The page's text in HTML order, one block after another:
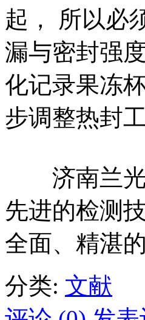
起， 所以必
漏与密封强
化记录果冻
步调整热封
济南兰光
先进的检测
全面、精湛
分类: 文献